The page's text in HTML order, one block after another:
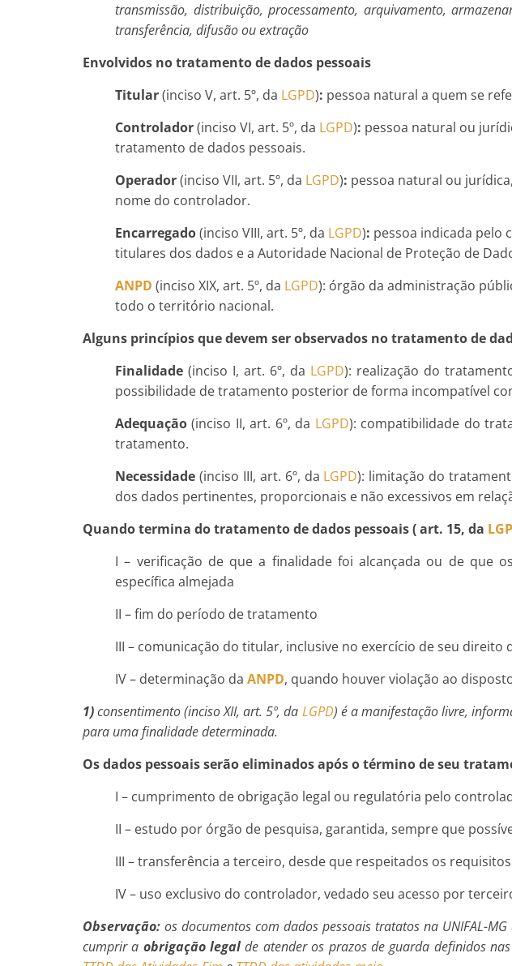
transmissão, distribuição, processamento, arquivamento,
transferência, difusão ou extração
Envolvidos no tratamento de dados pessoais
Titular(inciso V, art. 5º, da LGPD): pessoa natural a quem se
Controlador(inciso VI, art. 5º, da LGPD): pessoa natural ou
tratamento de dados pessoais.
Operador(inciso VII, art. 5º, da LGPD): pessoa natural ou
nome do controlador.
Encarregado(inciso VIII, art. 5º, da LGPD): pessoa indicada pelo
titulares dos dados e a Autoridade Nacional de Proteção de
ANPD (inciso XIX, art. 5º, da LGPD): órgão da administração
todo o território nacional.
Alguns princípios que devem ser observados no tratamento de
Finalidade (inciso I, art. 6º, da LGPD): realização do
possibilidade de tratamento posterior de forma incompatível
Adequação (inciso II, art. 6º, da LGPD): compatibilidade do
tratamento.
Necessidade (inciso III, art. 6º, da LGPD): limitação do
dos dados pertinentes, proporcionais e não excessivos em
Quando termina do tratamento de dados pessoais ( art. 15, da
I – verificação de que a finalidade foi alcançada ou de que
específica almejada
II – fim do período de tratamento
III – comunicação do titular, inclusive no exercício de seu
IV – determinação da ANPD, quando houver violação ao
1)consentimento (inciso XII, art. 5º, da LGPD) é a manifestação livre,
para uma finalidade determinada.
Os dados pessoais serão eliminados após o término de seu
I – cumprimento de obrigação legal ou regulatória pelo
II – estudo por órgão de pesquisa, garantida, sempre que
III – transferência a terceiro, desde que respeitados os
IV – uso exclusivo do controlador, vedado seu acesso por
Observação: os documentos com dados pessoais tratatos na UNIFAL-
cumprir a obrigação legal de atender os prazos de guarda definidos